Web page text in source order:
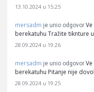
13.10.2024 u 15:25
mersadm je unio odgovor
berekatuhu Tražite tiknture
28.09.2024 u 19:26
mersadm je unio odgovor
berekatuhu Pitanje nije
28.09.2024 u 19:25